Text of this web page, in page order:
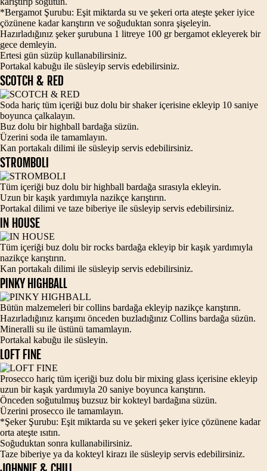
*Bergamot Şurubu: Eşit miktarda su ve şekeri orta ateşte şeker iyice
çözünene kadar karıştırın ve soğuduktan sonra şişeleyin.
Hazırladığınız şeker şurubuna 1 litreye 100 gr bergamot ekleyerek bir
gece demleyin.
Ertesi gün süzüp kullanabilirsiniz.
Portakal kabuğu ile süsleyip servis edebilirsiniz.
SCOTCH & RED
Soda hariç tüm içeriği buz dolu bir shaker içerisine ekleyip 10 saniye
boyunca çalkalayın.
Buz dolu bir highball bardağa süzün.
Üzerini soda ile tamamlayın.
Kan portakalı dilimi ile süsleyip servis edebilirsiniz.
STROMBOLI
Tüm içeriği buz dolu bir highball bardağa sırasıyla ekleyin.
Uzun bir kaşık yardımıyla nazikçe karıştırın.
Portakal dilimi ve taze biberiye ile süsleyip servis edebilirsiniz.
IN HOUSE
Tüm içeriği buz dolu bir rocks bardağa ekleyip bir kaşık yardımıyla
nazikçe karıştırın.
Kan portakalı dilimi ile süsleyip servis edebilirsiniz.
PINKY HIGHBALL
Bütün malzemeleri bir collins bardağa ekleyip nazikçe karıştırın.
Hazırladığınız karışımı önceden buzladığınız Collins bardağa süzün.
Mineralli su ile üstünü tamamlayın.
Portakal kabuğu ile süsleyin.
LOFT FINE
Prosecco hariç tüm içeriği buz dolu bir mixing glass içerisine ekleyip
uzun bir kaşık yardımıyla 20 saniye boyunca karıştırın.
Önceden soğutulmuş buzsuz bir kokteyl bardağına süzün.
Üzerini prosecco ile tamamlayın.
*Şeker Şurubu: Eşit miktarda su ve şekeri şeker iyice çözünene kadar
orta ateşte ısıtın.
Soğuduktan sonra kullanabilirsiniz.
Taze biberiye ya da kokteyl kirazı ile süsleyip servis edebilirsiniz.